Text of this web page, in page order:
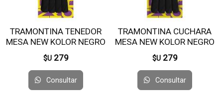
TRAMONTINA TENEDOR
MESA NEW KOLOR NEGRO
23162/900 X12 UNI
$U 279
Consultar
TRAMONTINA CUCHARA
MESA NEW KOLOR NEGRO
23163/900 X12 UNI
$U 279
Consultar